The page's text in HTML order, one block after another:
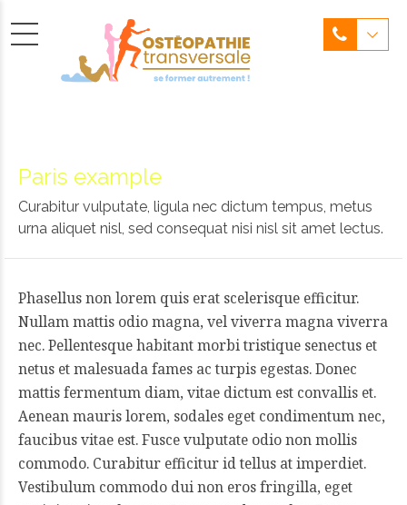
Paris example
Curabitur vulputate, ligula nec dictum tempus, metus
urna aliquet nisl, sed consequat nisi nisl sit amet lectus.
Phasellus non lorem quis erat scelerisque efficitur.
Nullam mattis odio magna, vel viverra magna viverra
nec. Pellentesque habitant morbi tristique senectus et
netus et malesuada fames ac turpis egestas. Donec
mattis fermentum diam, vitae dictum est convallis et.
Aenean mauris lorem, sodales eget condimentum nec,
faucibus vitae est. Fusce vulputate odio non mollis
commodo. Curabitur efficitur id tellus at imperdiet.
Vestibulum commodo dui non eros fringilla, eget